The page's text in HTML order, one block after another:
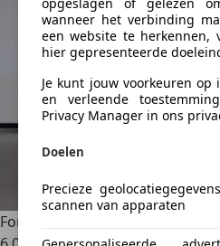
wanneer het verbinding
een website te herkennen,
hier gepresenteerde
Je kunt jouw voorkeuren op
en verleende
Privacy Manager in ons
Doelen
Precieze
scannen van apparaten
Ford Explorer